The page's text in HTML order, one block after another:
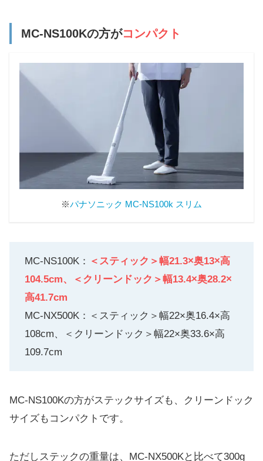
MC-NS100Kの方がコンパクト
※パナソニック MC-NS100k スリム
MC-NS100K： ＜スティック＞幅21.3×奥13×高
104.5cm、＜クリーンドック＞幅13.4×奥28.2×
高41.7cm
MC-NX500K：＜スティック＞幅22×奥16.4×高
108cm、＜クリーンドック＞幅22×奥33.6×高
109.7cm
MC-NS100Kの方がステックサイズも、クリーンドック
サイズもコンパクトです。
ただしステックの重量は、MC-NX500Kと比べて300g